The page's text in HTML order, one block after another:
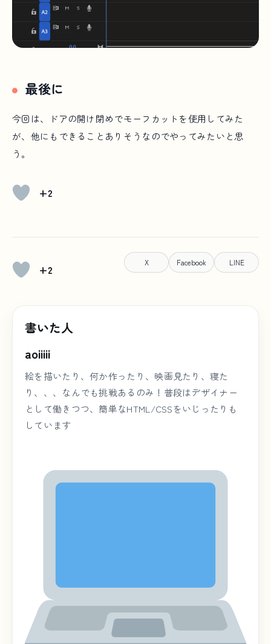
最後に
今回は、ドアの開け閉めでモーフカットを使用してみた
が、他にもできることありそうなのでやってみたいと思
う。
+2
+2
X Facebook LINE
書いた人
aoiiiii
絵を描いたり、何か作ったり、映画見たり、寝た
り、、、なんでも挑戦あるのみ！普段はデザイナー
として働きつつ、簡単なHTML/CSSをいじったりも
しています